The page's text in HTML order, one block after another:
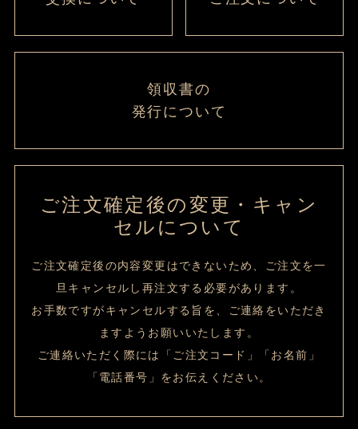
領収書の
発行について
ご注文確定後の変更・キャン
セルについて
ご注文確定後の内容変更はできないため、ご注文を一
旦キャンセルし再注文する必要があります。
お手数ですがキャンセルする旨を、ご連絡をいただき
ますようお願いいたします。
ご連絡いただく際には「ご注文コード」「お名前」
「電話番号」をお伝えください。